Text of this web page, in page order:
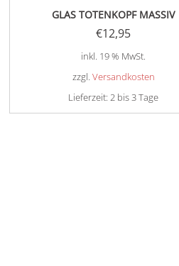
GLAS TOTENKOPF MASSIV
€12,95
inkl. 19 % MwSt.
zzgl. Versandkosten
Lieferzeit: 2 bis 3 Tage